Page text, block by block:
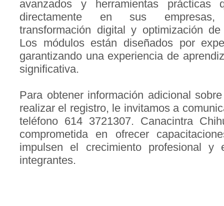
avanzados y herramientas prácticas
directamente en sus
transformación digital y optimización
Los módulos están diseñados por
garantizando una experiencia de
significativa.
Para obtener información adicional
realizar el registro, le invitamos a
teléfono 614 3721307. Canacintra
comprometida en ofrecer
impulsen el crecimiento profesional y
integrantes.